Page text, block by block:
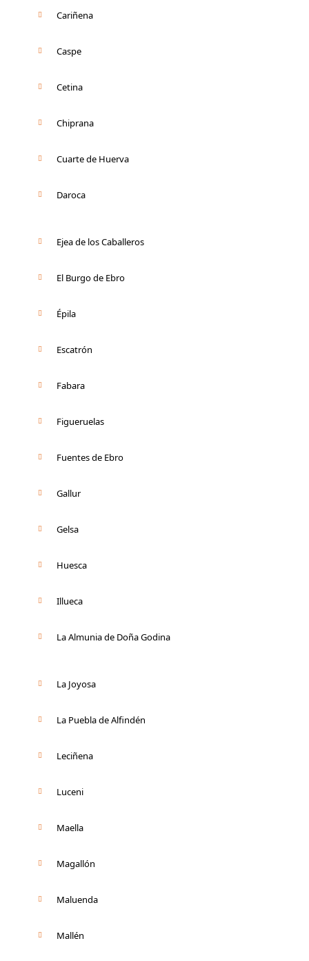
Cariñena
Caspe
Cetina
Chiprana
Cuarte de Huerva
Daroca
Ejea de los Caballeros
El Burgo de Ebro
Épila
Escatrón
Fabara
Figueruelas
Fuentes de Ebro
Gallur
Gelsa
Huesca
Illueca
La Almunia de Doña Godina
La Joyosa
La Puebla de Alfindén
Leciñena
Luceni
Maella
Magallón
Maluenda
Mallén